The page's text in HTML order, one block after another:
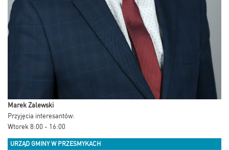
Marek Zalewski
Przyjęcia interesantów:
Wtorek 8:00 - 16:00
URZĄD GMINY W PRZESMYKACH